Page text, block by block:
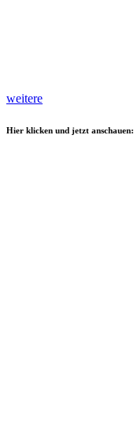
weitere
Hier klicken und jetzt anschauen: